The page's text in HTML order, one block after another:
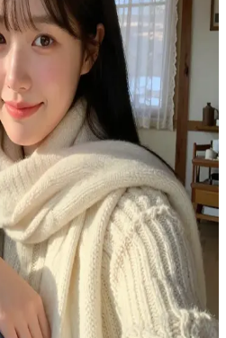
학교 선생님, 이서윤
에서 함께 자란 소꿉친구입니다.
돌아오자, 서윤은 자신의 아늑한